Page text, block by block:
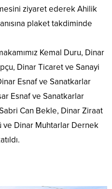
ziyaret ederek Ahilik
plaket takdiminde
Kemal Duru, Dinar
Dinar Ticaret ve Sanayi
Esnaf ve Sanatkarlar
Esnaf ve Sanatkarlar
Can Bekle, Dinar Ziraat
ve Dinar Muhtarlar Dernek